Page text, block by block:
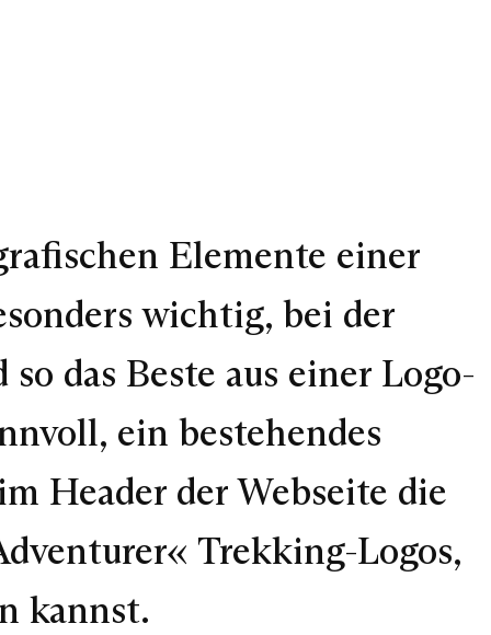
Elemente einer
wichtig, bei der
das Beste aus einer Logo-
ein bestehendes
Header der Webseite die
Trekking-Logos,
kannst.